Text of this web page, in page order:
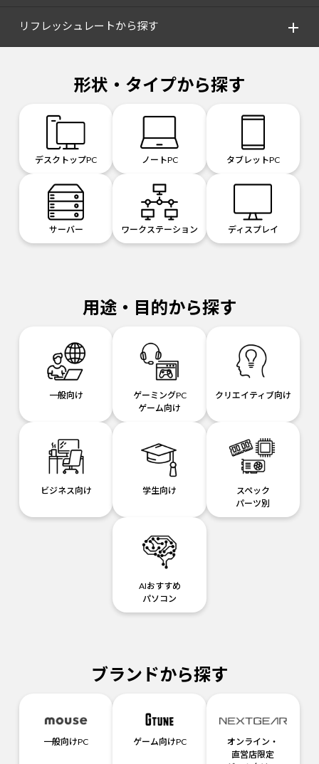
リフレッシュレートから探す
形状・タイプから探す
デスクトップPC ノートPC タブレットPC
サーバー ワークステーション ディスプレイ
用途・目的から探す
一般向け
ゲーミングPC
ゲーム向け
クリエイティブ向け
ビジネス向け 学生向け
スペック
パーツ別
AIおすすめ
パソコン
ブランドから探す
一般向けPC ゲーム向けPC
オンライン・
直営店限定